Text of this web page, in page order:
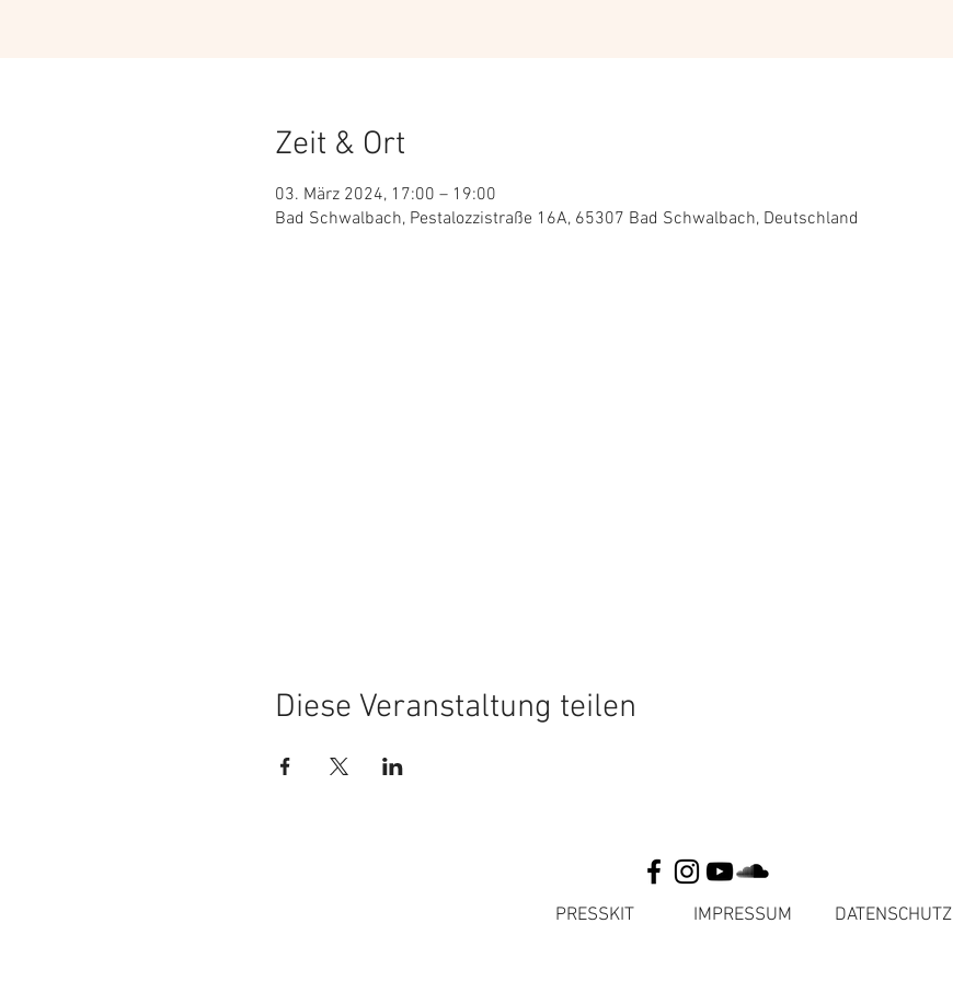
Zeit & Ort
03. März 2024, 17:00 – 19:00
Bad Schwalbach, Pestalozzistraße 16A, 65307 Bad Schwalbach, Deutschland
Diese Veranstaltung teilen
PRESSKIT IMPRESSUM DATENSCHUTZ